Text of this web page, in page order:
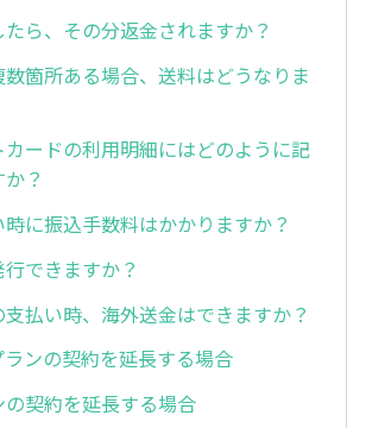
ら、その分返金されますか？
箇所ある場合、送料はどうなりま
カードの利用明細にはどのように記
？
に振込手数料はかかりますか？
できますか？
払い時、海外送金はできますか？
ンの契約を延長する場合
契約を延長する場合